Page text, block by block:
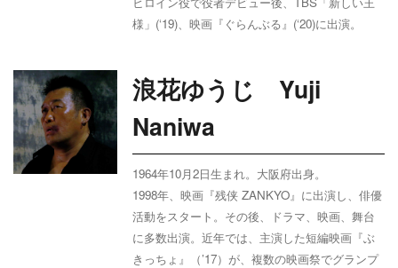
様」(‘19)、映画『ぐらんぶる』(‘20)に出演。
浪花ゆうじ Yuji
Naniwa
1964年10月2日生まれ。大阪府出身。
1998年、映画『残侠ZANKYO』に出演し、俳優
活動をスタート。その後、ドラマ、映画、舞台
に多数出演。近年では、主演した短編映画『ぶ
きっちょ』（’17）が、複数の映画祭でグランプ